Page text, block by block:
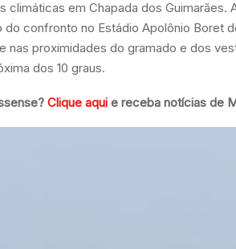
em Chapada dos Guimarães.
confronto no Estádio Apolônio Boret
nas proximidades do gramado e dos
dos 10 graus.
Clique aqui e receba notícias de